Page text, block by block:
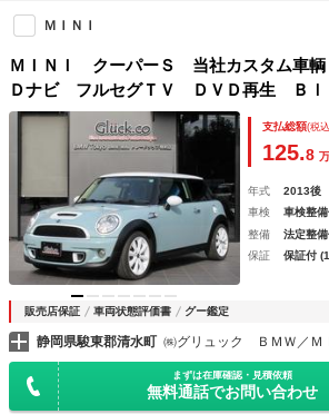
ＭＩＮＩ
ＭＩＮＩ クーパーＳ 当社カスタム車
Ｄナビ フルセグＴＶ ＤＶＤ再生 Ｂｌ
応 ミュージックサーバー カバナシート
ポーク１７インチアルミキセノンヘッド
支払総額(税
125.8
年式 2013後
車検
車検整
整備
法定整
保証
保証付
販売店保証 車両状態評価書 グー鑑定
静岡県駿東郡清水町 ㈱グリュック ＢＭＷ／Ｍ
まずは在庫確認・見積依頼
無料通話でお問い合わせ